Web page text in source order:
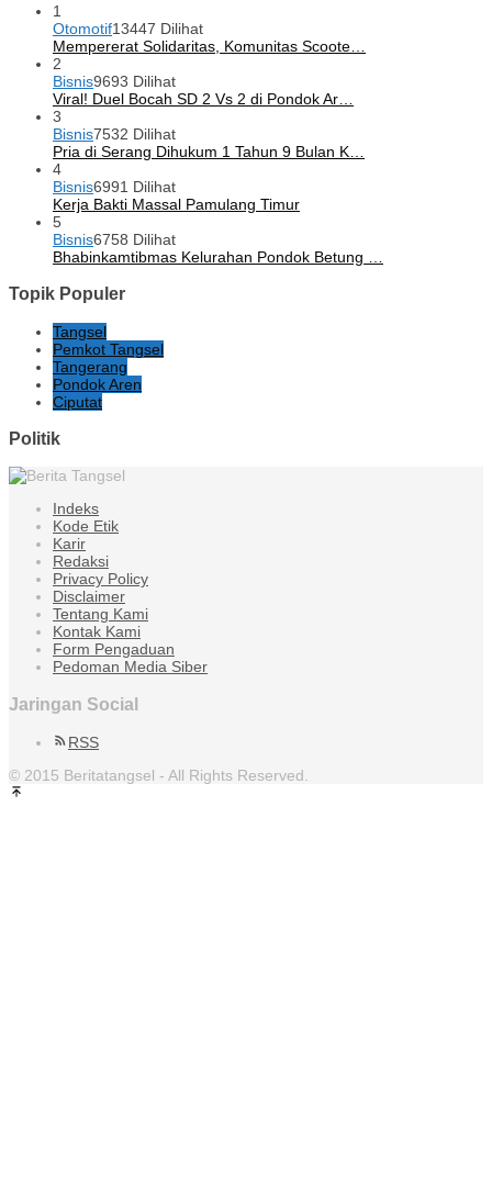
1
Otomotif13447 Dilihat
Mempererat Solidaritas, Komunitas Scoote…
2
Bisnis9693 Dilihat
Viral! Duel Bocah SD 2 Vs 2 di Pondok Ar…
3
Bisnis7532 Dilihat
Pria di Serang Dihukum 1 Tahun 9 Bulan K…
4
Bisnis6991 Dilihat
Kerja Bakti Massal Pamulang Timur
5
Bisnis6758 Dilihat
Bhabinkamtibmas Kelurahan Pondok Betung …
Topik Populer
Tangsel
Pemkot Tangsel
Tangerang
Pondok Aren
Ciputat
Politik
Indeks
Kode Etik
Karir
Redaksi
Privacy Policy
Disclaimer
Tentang Kami
Kontak Kami
Form Pengaduan
Pedoman Media Siber
Jaringan Social
RSS
© 2015 Beritatangsel - All Rights Reserved.